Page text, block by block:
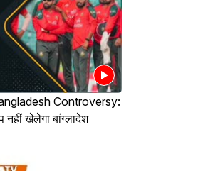
Controversy:
नहीं खेलेगा बांग्लादेश